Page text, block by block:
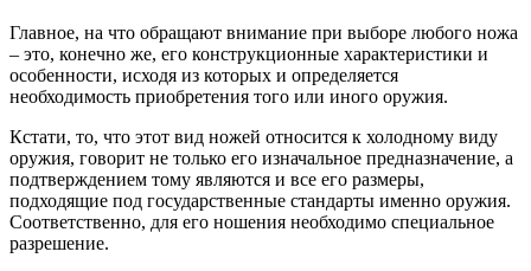
Главное, на что обращают внимание при выборе любого ножа
– это, конечно же, его конструкционные характеристики и
особенности, исходя из которых и определяется
необходимость приобретения того или иного оружия.
Кстати, то, что этот вид ножей относится к холодному виду
оружия, говорит не только его изначальное предназначение, а
подтверждением тому являются и все его размеры,
подходящие под государственные стандарты именно оружия.
Соответственно, для его ношения необходимо специальное
разрешение.